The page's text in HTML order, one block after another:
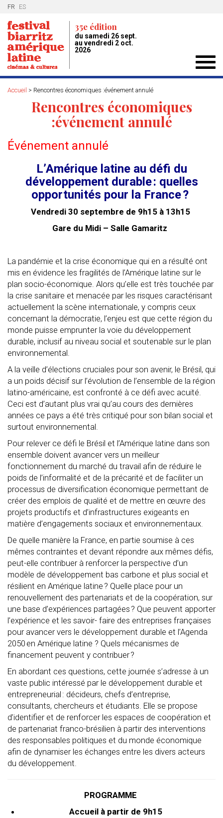
FR ES
35e édition
du samedi 26 sept.
au vendredi 2 oct.
2026
Accueil > Rencontres économiques :événement annulé
Rencontres économiques
:événement annulé
Événement annulé
L’Amérique latine au défi du
développement durable : quelles
opportunités pour la France ?
Vendredi 30 septembre de 9h15 à 13h15
Gare du Midi – Salle Gamaritz
La pandémie et la crise économique qui en a résulté ont
mis en évidence les fragilités de l’Amérique latine sur le
plan socio-économique. Alors qu’elle est très touchée par
la crise sanitaire et menacée par les risques caractérisant
actuellement la scène internationale, y compris ceux
concernant la démocratie, l’enjeu est que cette région du
monde puisse emprunterla voie du développement
durable, inclusif au niveau social et soutenable sur le plan
environnemental.
A la veille d’élections cruciales pour son avenir, le Brésil, qui
a un poids décisif sur l’évolution de l’ensemble de la région
latino-américaine, est confronté à ce défi avec acuité.
Ceci est d’autant plus vrai qu’au cours des dernières
années ce pays a été très critiqué pour son bilan social et
surtout environnemental.
Pour relever ce défi le Brésil et l’Amérique latine dans son
ensemble doivent avancer vers un meilleur
fonctionnement du marché du travail afin de réduire le
poids de l’informalité et de la précarité et de faciliter un
processus de diversification économique permettant de
créer des emplois de qualité et de mettre en œuvre des
projets productifs et d’infrastructures exigeants en
matière d’engagements sociaux et environnementaux.
De quelle manière la France, en partie soumise à ces
mêmes contraintes et devant répondre aux mêmes défis,
peut-elle contribuer à renforcer la perspective d’un
modèle de développement bas carbone et plus social et
résilient en Amérique latine ? Quelle place pour un
renouvellement des partenariats et de la coopération, sur
une base d’expériences partagées ? Que peuvent apporter
l’expérience et les savoir- faire des entreprises françaises
pour avancer vers le développement durable et l’Agenda
2050 en Amérique latine ? Quels mécanismes de
financement peuvent y contribuer ?
En abordant ces questions, cette journée s’adresse à un
vaste public intéressé par le développement durable et
entrepreneurial : décideurs, chefs d’entreprise,
consultants, chercheurs et étudiants. Elle se propose
d’identifier et de renforcer les espaces de coopération et
de partenariat franco-brésilien à partir des interventions
des responsables politiques et du monde économique
afin de dynamiser les échanges entre les divers acteurs
du développement.
PROGRAMME
Accueil à partir de 9h15